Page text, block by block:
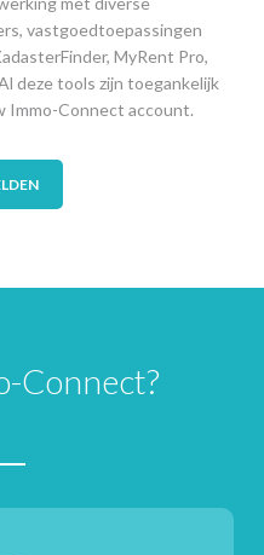
vastgoedtoepassingen
MyRent Pro,
deze tools zijn toegankelijk
Immo-Connect account.
Connect?